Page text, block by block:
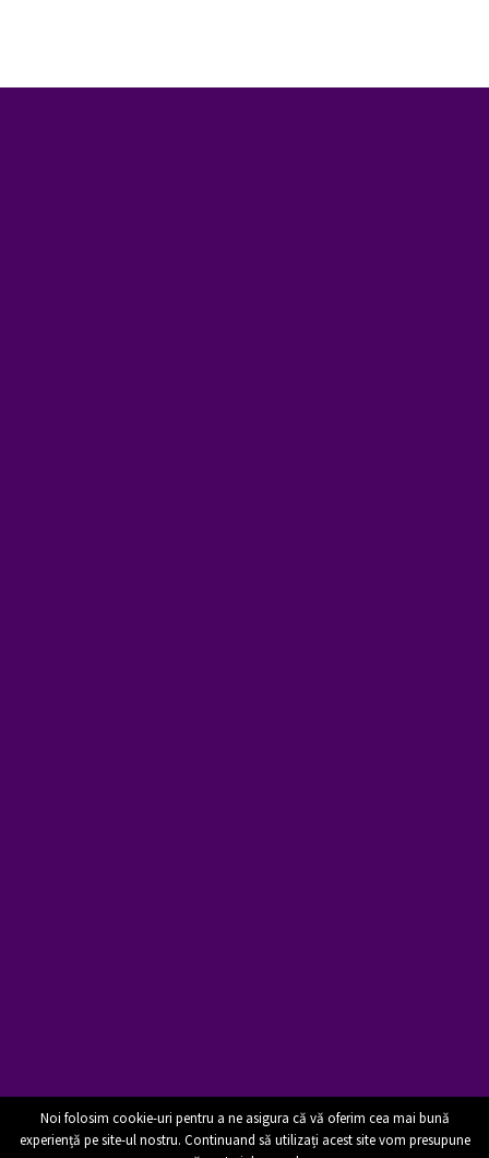
A new release by mediator Dana Barbu at EuropeBooks
Noi folosim cookie-uri pentru a ne asigura că vă oferim cea mai bună
experiență pe site-ul nostru. Continuand să utilizați acest site vom presupune